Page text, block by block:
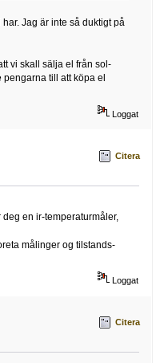
Jag är inte så duktigt på
vi skall sälja el från sol-
till att köpa el
Loggat
Citera
en ir-temperaturmåler,
målinger og tilstands-
Loggat
Citera